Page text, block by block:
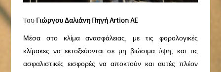
ΤουΓιώργου Δαλιάνη Πηγή Artion AE
Μέσα στο κλίμα ανασφάλειας, με τις φορολογικές
κλίμακες να εκτοξεύονται σε μη βιώσιμα ύψη, και τις
ασφαλιστικές εισφορές να αποκτούν και αυτές πλέον